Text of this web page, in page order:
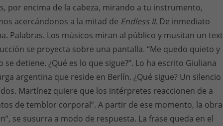
por encima de la cabeza, mirando a tu instrumento,
acercándonos a la mitad de Endless II. De inmediato
Palabras. Los músicos miran al público y musitan un
se proyecta sobre una pantalla. “Me quedo quieto y
detiene. ¿Qué es lo que sigue?”. Lo ha escrito Giuliana
argentina que reside en Berlín. ¿Qué sigue? Un silencio
Martínez quiere que los intérpretes reaccionen de a
de temblor corporal”. A partir de ese momento, la obra
se susurra a modo de respuesta. La frase queda en el